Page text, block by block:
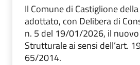
Il Comune di Castiglione
adottato, con Delibera di
n. 5 del 19/01/2026, il
Strutturale ai sensi dell’art.
65/2014.